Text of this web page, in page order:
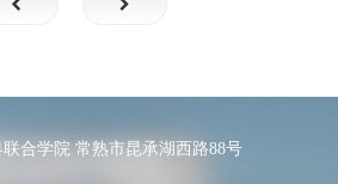
合学院 常熟市昆承湖西路88号